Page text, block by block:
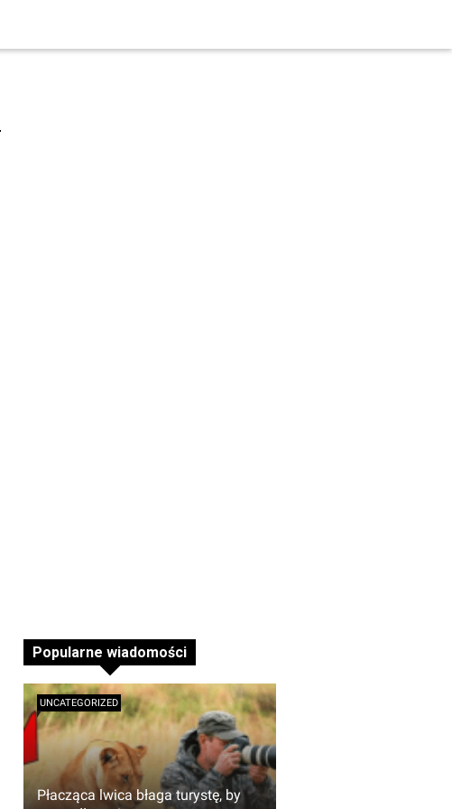
Popularne wiadomości
Płacząca lwica błaga turystę, by
UNCATEGORIZED